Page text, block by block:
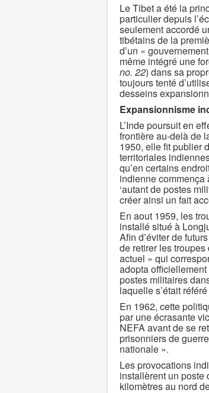
Le Tibet a été la
particulier depuis
seulement accordé
tibétains de la
d’un «
même intégré une
no. 22) dans sa
toujours tenté
desseins
Expansionnisme
L’Inde poursuit en
frontière au-delà de
1950, elle fit publier
territoriales
qu’en certains
indienne commença
‘autant de postes
créer ainsi un fait
En aout 1959, les
installé situé à
Afin d’éviter de
de retirer les
actuel » qui
adopta
postes militaires
laquelle s’était
En 1962, cette
par une écrasante
NEFA avant de se
prisonniers de
nationale ».
Les provocations
installèrent un poste
kilomètres au nord